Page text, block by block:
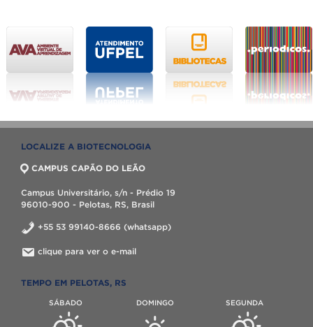
LOCALIZE A BIOTECNOLOGIA
CAMPUS CAPÃO DO LEÃO
Campus Universitário, s/n - Prédio 19
96010-900 - Pelotas, RS, Brasil
+55 53 99140-8666 (whatsapp)
clique para ver o e-mail
TEMPO EM PELOTAS, RS
SÁBADO DOMINGO SEGUNDA